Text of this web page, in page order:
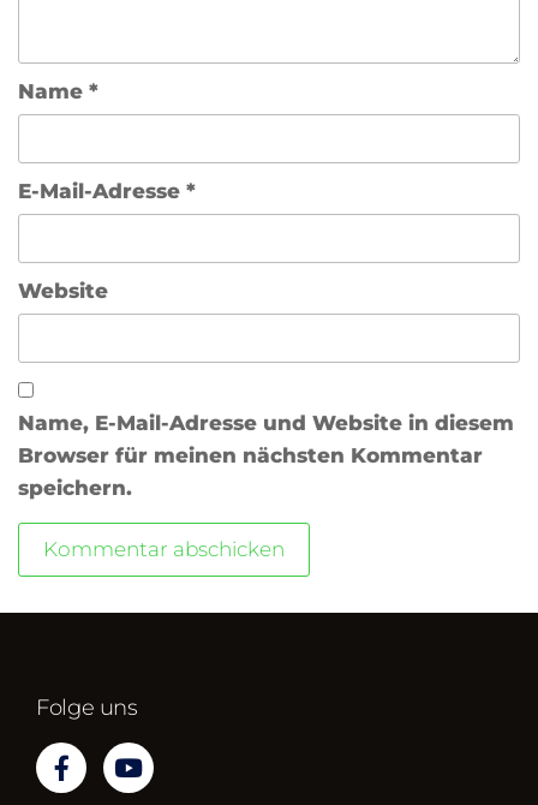
Name *
E-Mail-Adresse *
Website
Name, E-Mail-Adresse und Website in diesem
Browser für meinen nächsten Kommentar
speichern.
Folge uns